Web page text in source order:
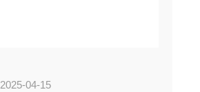
2025-04-15